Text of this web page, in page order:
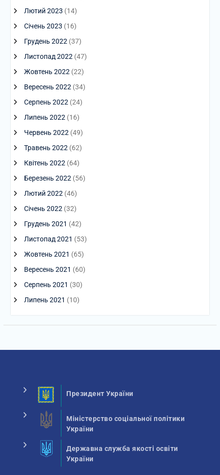
Лютий 2023 (14)
Січень 2023 (16)
Грудень 2022 (37)
Листопад 2022 (47)
Жовтень 2022 (22)
Вересень 2022 (34)
Серпень 2022 (24)
Липень 2022 (16)
Червень 2022 (49)
Травень 2022 (62)
Квітень 2022 (64)
Березень 2022 (56)
Лютий 2022 (46)
Січень 2022 (32)
Грудень 2021 (42)
Листопад 2021 (53)
Жовтень 2021 (65)
Вересень 2021 (60)
Серпень 2021 (30)
Липень 2021 (10)
Президент України
Міністерство соціальної політики
України
Державна служба якості освіти
України